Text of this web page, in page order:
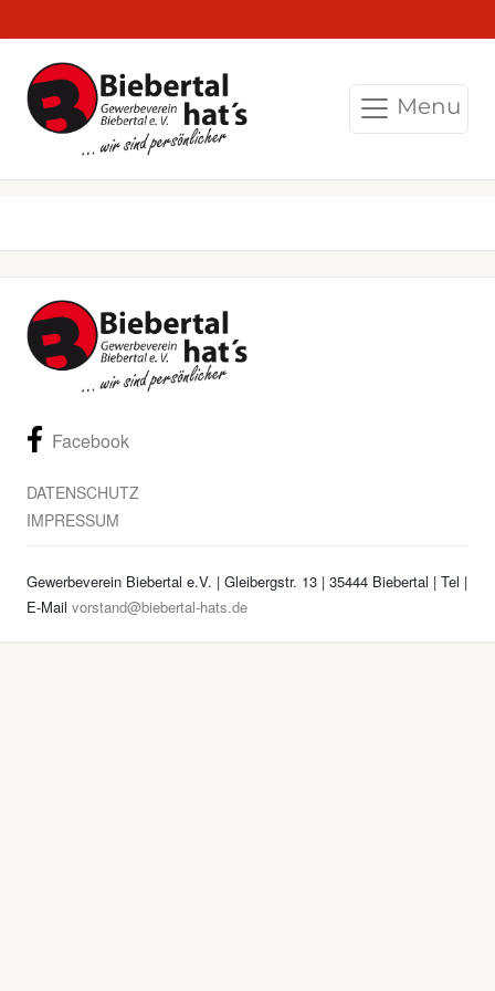
Menu
Facebook
DATENSCHUTZ
IMPRESSUM
Gewerbeverein Biebertal e.V. | Gleibergstr. 13 | 35444 Biebertal | Tel |
E-Mail vorstand@biebertal-hats.de